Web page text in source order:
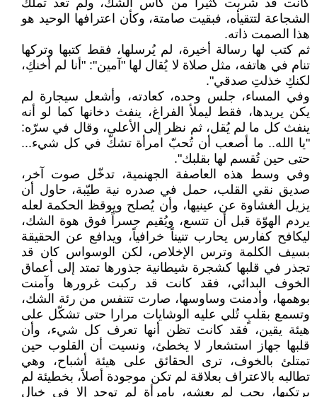
كانت قد شربت كثيراً من كأس الشك، ولم تعد تملك
الشجاعة لتتقيأه، فبقيت صامتة، وكأن اعترافها الوحيد هو
هذا الصمت ذاته.
ثم كتب لها رسالة أخيرة، لم يُرسلها، فقط كتبها وتركها
تنام في هاتفه، مثل صلاة لا يُقال لها "آمين": "أنا لم أخنكِ،
لكنكِ خذلتِ صدقي".
وفي المساء، جلس وحده، كعادته، وأشعل سيجارة لم
يكن يريدها، فقط ليملأ الفراغ، ينفث دخانها كما لو أنه
ينفث كل ما لم يُقل، ثم نظر إلى الأعلى، وقال في سرّه:
"يا الله.. ما أصعب أن تُحبّ امرأة تشكّ في كل شيء...
حتى حين تُقسم لها بقلبك".
وفي وسط هذه العاصفة الجهنمية، تدخّل صوت آخر،
صديق نقي القلب، حمل في صدره نية طيّبة، حاول أن
يزيل الغشاوة عن عينيها، وأن يُصلح ويوقظ الحكمة لعله
يردم الهوّة قبل أن تتسع، ويُقيم جسراً فوق هوة الشك،
ليكافح كفارس يحارب تنيناً خرافياً، ويدافع عن الحقيقة
بسيف الكلمة وترس الإخلاص، لكن الوسواس كان قد
تجذر في قلبها كشجرة شيطانية جذورها تمتد إلى أعماق
الخوف البدائي، فقد كانت قد ركبت غرورها وآمنت
بوهمها، وأدمنت وساوسها، صارت تتنفس من رئة الشك،
وتسمع بقلبٍ تُلي عليه الوشايات مرارا حتى تشكّل على
هيئة يقين، فقد كانت تظن أنها تعرف كل شيء، وأن
قلبها جهاز استشعار لا يخطئ، ونسيت أن القلوب حين
تمتلئ بالخوف، ترى الحقائق على هيئة أشباح، وهي
تطالبه بالاعتراف بعلاقة لم تكن موجودة أصلاً، بخطيئة لم
يرتكبها، بحب لم يعشه، بامرأة لم توجد إلا في خيال